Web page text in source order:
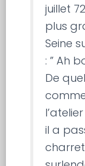
juillet
plus
Seine
: ” Ah
De
il a